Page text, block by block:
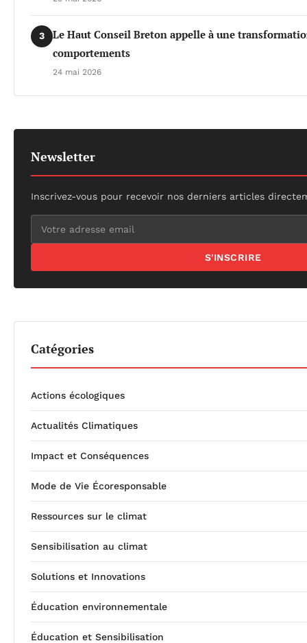
3
Le Haut Conseil Breton appelle à une
comportements
24 mai 2026
Newsletter
Inscrivez-vous pour recevoir nos derniers articles
S'INSCRIRE
Catégories
Actions écologiques
Actualités Climatiques
Impact et Conséquences
Mode de Vie Écoresponsable
Ressources sur le climat
Sensibilisation au climat
Solutions et Innovations
Éducation environnementale
Éducation et Sensibilisation